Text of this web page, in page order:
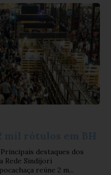
destaques dos
Rede Sindijori
reúne 2 m...